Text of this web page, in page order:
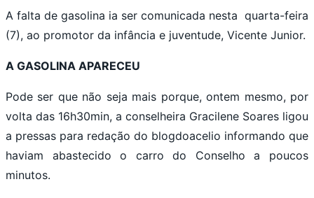
A falta de gasolina ia ser comunicada nesta quarta-feira
(7), ao promotor da infância e juventude, Vicente Junior.
A GASOLINA APARECEU
Pode ser que não seja mais porque, ontem mesmo, por
volta das 16h30min, a conselheira Gracilene Soares ligou
a pressas para redação do blogdoacelio informando que
haviam abastecido o carro do Conselho a poucos
minutos.